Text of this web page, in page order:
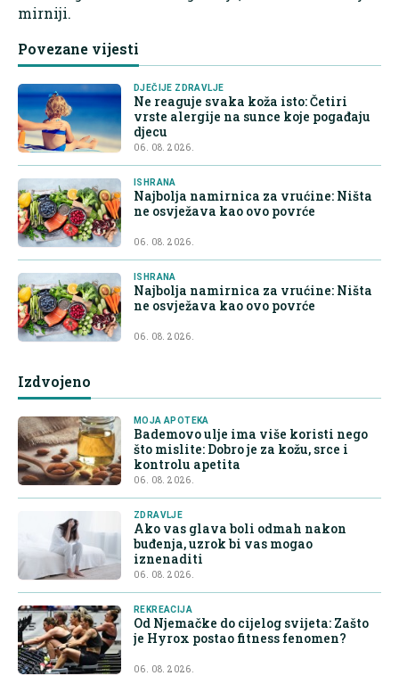
mirniji.
Povezane vijesti
DJEČIJE ZDRAVLJE
Ne reaguje svaka koža isto: Četiri
vrste alergije na sunce koje pogađaju
djecu
06. 08. 2026.
ISHRANA
Najbolja namirnica za vrućine: Ništa
ne osvježava kao ovo povrće
06. 08. 2026.
ISHRANA
Najbolja namirnica za vrućine: Ništa
ne osvježava kao ovo povrće
06. 08. 2026.
Izdvojeno
MOJA APOTEKA
Bademovo ulje ima više koristi nego
što mislite: Dobro je za kožu, srce i
kontrolu apetita
06. 08. 2026.
ZDRAVLJE
Ako vas glava boli odmah nakon
buđenja, uzrok bi vas mogao
iznenaditi
06. 08. 2026.
REKREACIJA
Od Njemačke do cijelog svijeta: Zašto
je Hyrox postao fitness fenomen?
06. 08. 2026.